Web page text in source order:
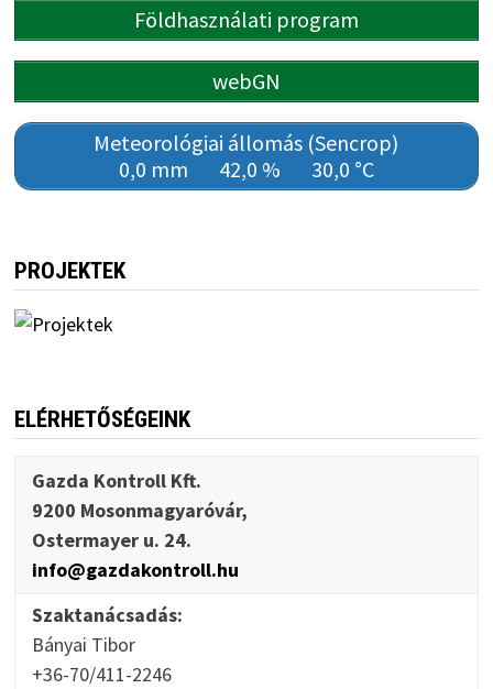
Földhasználati program
webGN
Meteorológiai állomás (Sencrop)
0,0 mm
42,0 % 30,0 °C
PROJEKTEK
ELÉRHETŐSÉGEINK
Gazda Kontroll Kft.
9200 Mosonmagyaróvár,
Ostermayer u. 24.
info@gazdakontroll.hu
Szaktanácsadás:
Bányai Tibor
+36-70/411-2246